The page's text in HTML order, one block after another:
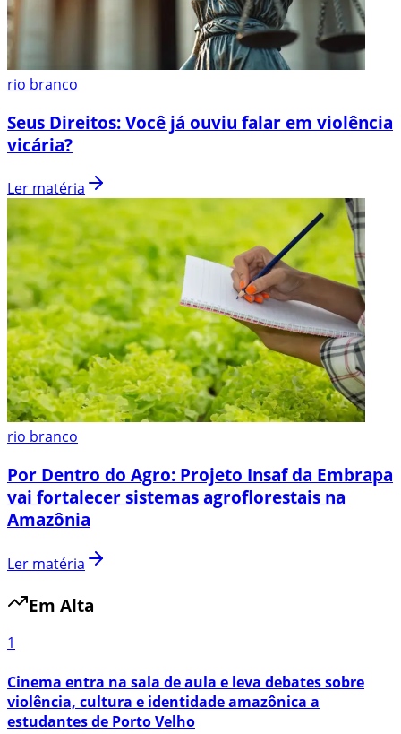
rio branco
Seus Direitos: Você já ouviu falar em violência
vicária?
Ler matéria
rio branco
Por Dentro do Agro: Projeto Insaf da Embrapa
vai fortalecer sistemas agroflorestais na
Amazônia
Ler matéria
Em Alta
1
Cinema entra na sala de aula e leva debates sobre
violência, cultura e identidade amazônica a
estudantes de Porto Velho